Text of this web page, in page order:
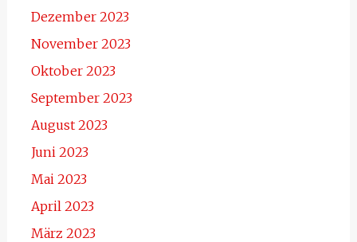
Dezember 2023
November 2023
Oktober 2023
September 2023
August 2023
Juni 2023
Mai 2023
April 2023
März 2023